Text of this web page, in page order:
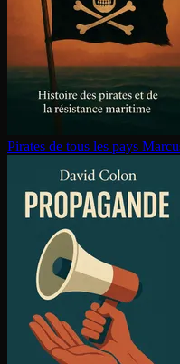
Pirates de tous les pays